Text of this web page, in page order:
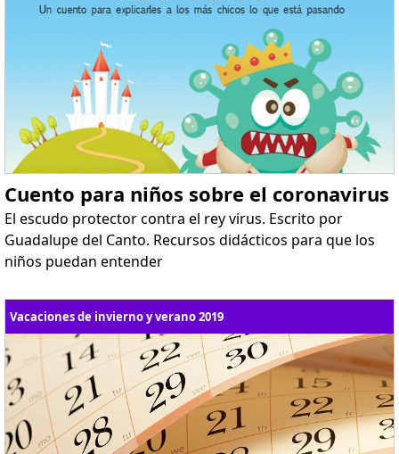
Cuento para niños sobre el coronavirus
El escudo protector contra el rey virus. Escrito por
Guadalupe del Canto. Recursos didácticos para que los
niños puedan entender
Vacaciones de invierno y verano 2019